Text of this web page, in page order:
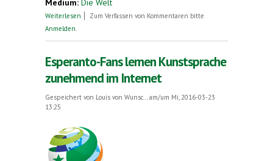
Weiterlesen über Esperanto-Bund fordert Sprach-Info an
Zum Verfassen von Kommentaren bitte
Anmelden
Esperanto-Fans lernen Kunstsprache
zunehmend im Internet
Gespeichert von Louis von Wunsc...
am/um Mi, 2016-03-23
13:25